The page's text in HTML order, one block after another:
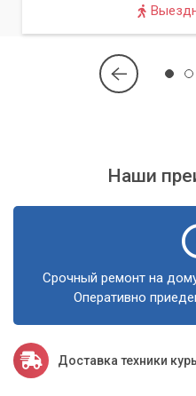
Наши
Срочный ремонт на
Оперативно
Доставка техники